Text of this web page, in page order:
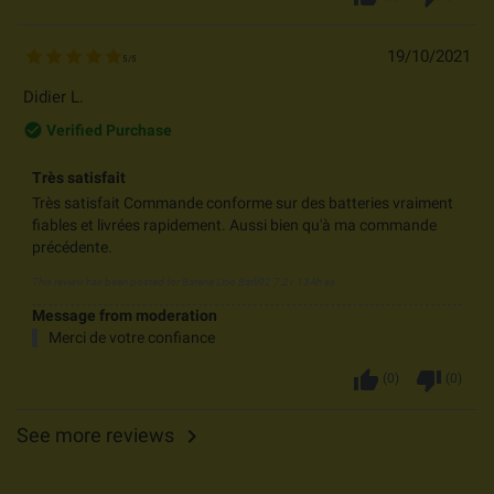
5 5 19/10/2021
Didier L.
check_circle_outline
Verified Purchase
Très satisfait
Très satisfait Commande conforme sur des batteries vraiment
fiables et livrées rapidement. Aussi bien qu'à ma commande
précédente.
Message from moderation
Merci de votre confiance
thumb_up (0 ) thumb_down (0 )
See more reviews 